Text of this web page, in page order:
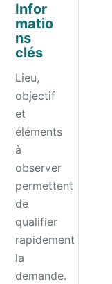
Infor
matio
ns
clés
Lieu,
objectif
et
éléments
à
observer
permettent
de
qualifier
rapidement
la
demande.